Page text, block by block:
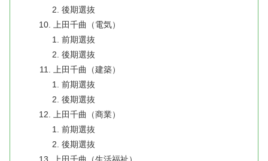
後期選抜
上田千曲（電気）
前期選抜
後期選抜
上田千曲（建築）
前期選抜
後期選抜
上田千曲（商業）
前期選抜
後期選抜
上田千曲（生活福祉）